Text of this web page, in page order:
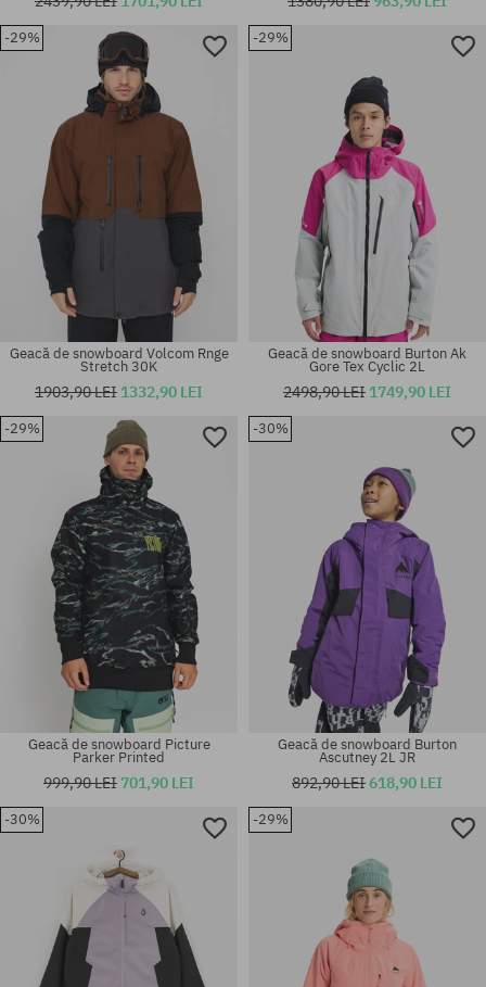
Mărimi existente:
Mărimi existente:
Mărimi existente:
Mărimi existente:
-29%
Mărimi existente:
Geacă de snowboard Volcom Rnge
Stretch 30K
1903,90 LEI 1332,90 LEI
-29%
Mărimi existente:
Geacă de snowboard Burton Ak
Gore Tex Cyclic 2L
2498,90 LEI 1749,90 LEI
-29%
Geacă de snowboard Picture
Parker Printed
999,90 LEI 701,90 LEI
-30%
Geacă de snowboard Burton
Ascutney 2L JR
892,90 LEI618,90 LEI
-30% -29%